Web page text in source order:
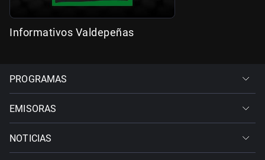
Informativos Valdepeñas
PROGRAMAS
EMISORAS
NOTICIAS